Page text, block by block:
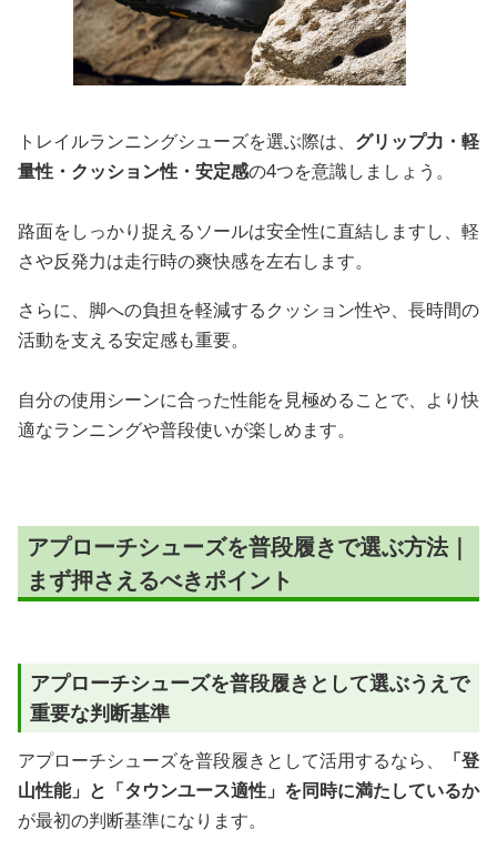
トレイルランニングシューズを選ぶ際は、 グリップ力・軽
量性・クッション性・安定感の4つを意識しましょう。
路面をしっかり捉えるソールは安全性に直結しますし、軽
さや反発力は走行時の爽快感を左右します。
さらに、脚への負担を軽減するクッション性や、長時間の
活動を支える安定感も重要。
自分の使用シーンに合った性能を見極めることで、より快
適なランニングや普段使いが楽しめます。
アプローチシューズを普段履きで選ぶ方法｜
まず押さえるべきポイント
アプローチシューズを普段履きとして選ぶうえで
重要な判断基準
アプローチシューズを普段履きとして活用するなら、
「登
山性能」と「タウンユース適性」を同時に満たしているか
が最初の判断基準になります。